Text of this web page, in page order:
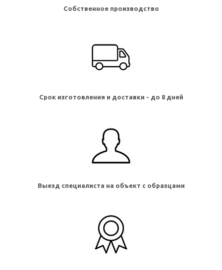
Собственное производство
Срок изготовления и доставки - до 8 дней
Выезд специалиста на объект с образцами